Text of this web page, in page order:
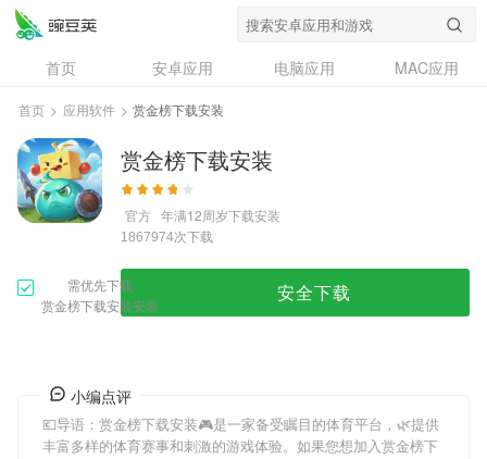
首页 安卓应用 电脑应用
MAC应用
资讯
专题
问答
首页 > 应用软件 > 赏金榜下载安装
赏金榜下载安装
官方 年满12周岁下载安装
1867974次下载
需优先下载
赏金榜下载安装安装
安全下载
小编点评
💶导语： 赏金榜下载安装🎮是一家备受瞩目的体育平台，🌿提供
丰富多样的体育赛事和刺激的游戏体验。如果您想加入赏金榜下